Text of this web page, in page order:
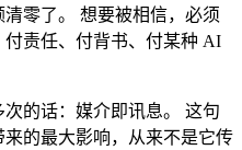
零了。 想要被相信，必须
责任、付背书、付某种 AI
的话：媒介即讯息。 这句
的最大影响，从来不是它传